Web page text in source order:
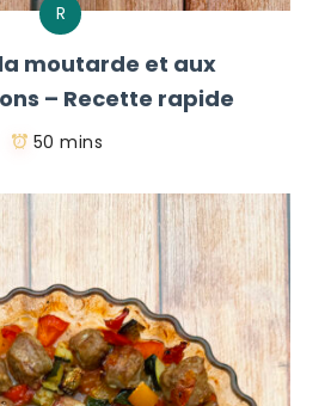
R
moutarde et aux
– Recette rapide
50 mins